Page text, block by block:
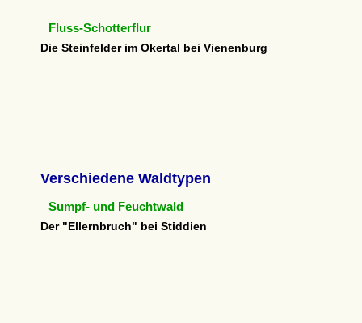
Fluss-Schotterflur
Die Steinfelder im Okertal bei Vienenburg
Verschiedene Waldtypen
Sumpf- und Feuchtwald
Der "Ellernbruch" bei Stiddien